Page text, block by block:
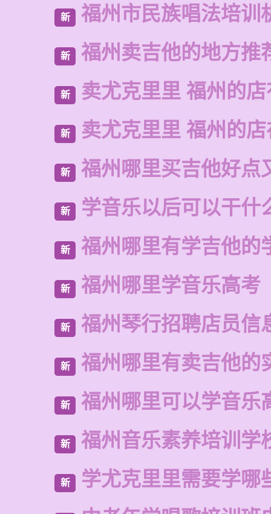
新 福州市民族唱法培训
新 福州卖吉他的地方推
新 卖尤克里里 福州的
新 卖尤克里里 福州的
新 福州哪里买吉他好点
新 学音乐以后可以干什
新 福州哪里有学吉他的
新 福州哪里学音乐高考
新 福州琴行招聘店员信
新 福州哪里有卖吉他的
新 福州哪里可以学音乐
新 福州音乐素养培训学
新 学尤克里里需要学哪